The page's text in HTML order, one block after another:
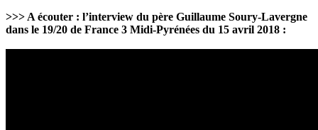
>>> A écouter : l’interview du père Guillaume Soury-Lavergne
dans le 19/20 de France 3 Midi-Pyrénées du 15 avril 2018 :